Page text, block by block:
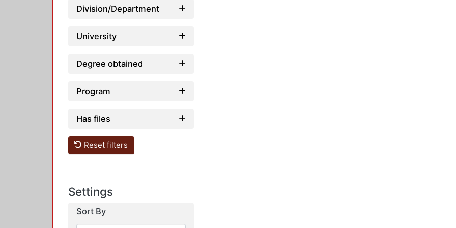
Division/Department
University
Degree obtained
Program
Has files
Reset filters
Settings
Sort By